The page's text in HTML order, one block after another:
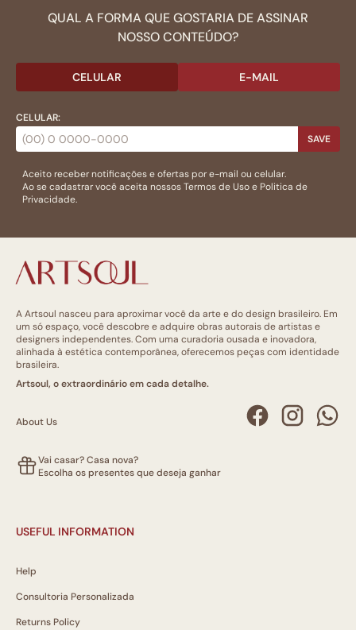
QUAL A FORMA QUE GOSTARIA DE ASSINAR
NOSSO CONTEÚDO?
CELULAR E-MAIL
CELULAR:
SAVE
Aceito receber notificações e ofertas por e-mail ou celular.
Ao se cadastrar você aceita nossosTermos de Usoe Politica de
Privacidade.
A Artsoul nasceu para aproximar você da arte e do design brasileiro. Em
um só espaço, você descobre e adquire obras autorais de artistas e
designers independentes. Com uma curadoria ousada e inovadora,
alinhada à estética contemporânea, oferecemos peças com identidade
brasileira.
Artsoul, o extraordinário em cada detalhe.
About Us
Vai casar? Casa nova?
Escolha os presentes que deseja ganhar
USEFUL INFORMATION
Help
Consultoria Personalizada
Returns Policy